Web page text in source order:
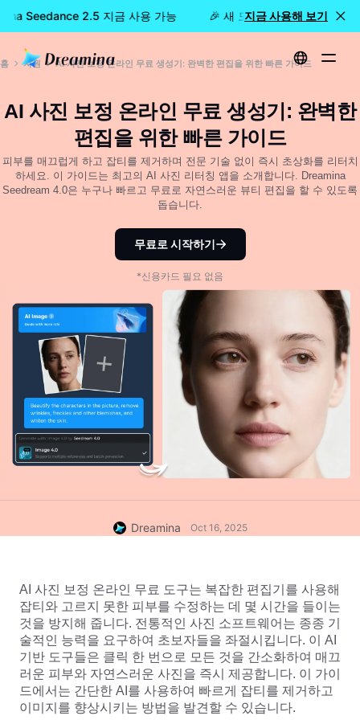
Seedance 2.5 지금 사용 가능 🎉 새 모델 출시: Dreamina
지금 사용해 보기
홈 자원 AI 사진 보정 온라인 무료 생성기: 완벽한 편집을 위한 빠른 가이드
AI 사진 보정 온라인 무료 생성기: 완벽한
편집을 위한 빠른 가이드
피부를 매끄럽게 하고 잡티를 제거하며 전문 기술 없이 즉시 초상화를 리터치
하세요. 이 가이드는 최고의 AI 사진 리터칭 앱을 소개합니다. Dreamina
Seedream 4.0은 누구나 빠르고 무료로 자연스러운 뷰티 편집을 할 수 있도록
돕습니다.
무료로 시작하기
*신용카드 필요 없음
Dreamina Oct 16, 2025
AI 사진 보정 온라인 무료 도구는 복잡한 편집기를 사용해
잡티와 고르지 못한 피부를 수정하는 데 몇 시간을 들이는
것을 방지해 줍니다. 전통적인 사진 소프트웨어는 종종 기
술적인 능력을 요구하여 초보자들을 좌절시킵니다. 이 AI
기반 도구들은 클릭 한 번으로 모든 것을 간소화하여 매끄
러운 피부와 자연스러운 사진을 즉시 제공합니다. 이 가이
드에서는 간단한 AI를 사용하여 빠르게 잡티를 제거하고
이미지를 향상시키는 방법을 발견할 수 있습니다.